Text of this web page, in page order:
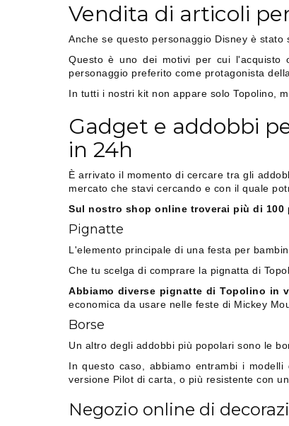
Vendita di articoli
Anche se questo personaggio Disney è
Questo è uno dei motivi per cui
personaggio preferito come protagonista
In tutti i nostri kit non appare solo Topolino,
Gadget e addobbi
in 24h
È arrivato il momento di cercare tra gli
mercato che stavi cercando e con il quale
Sul nostro shop online troverai più di 100
Pignatte
L'elemento principale di una festa per
Che tu scelga di comprare la pignatta di
Abbiamo diverse pignatte di Topolino in
economica da usare nelle feste di Mickey
Borse
Un altro degli addobbi più popolari sono le
In questo caso, abbiamo entrambi i
versione Pilot di carta, o più resistente con
Negozio online di